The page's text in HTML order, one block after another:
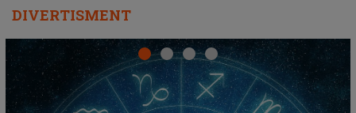
DIVERTISMENT